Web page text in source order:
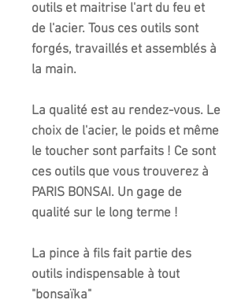
outils et maitrise l'art du feu et
de l'acier. Tous ces outils sont
forgés, travaillés et assemblés à
la main.
La qualité est au rendez-vous. Le
choix de l'acier, le poids et même
le toucher sont parfaits ! Ce sont
ces outils que vous trouverez à
PARIS BONSAI. Un gage de
qualité sur le long terme !
La pince à fils fait partie des
outils indispensable à tout
"bonsaïka"